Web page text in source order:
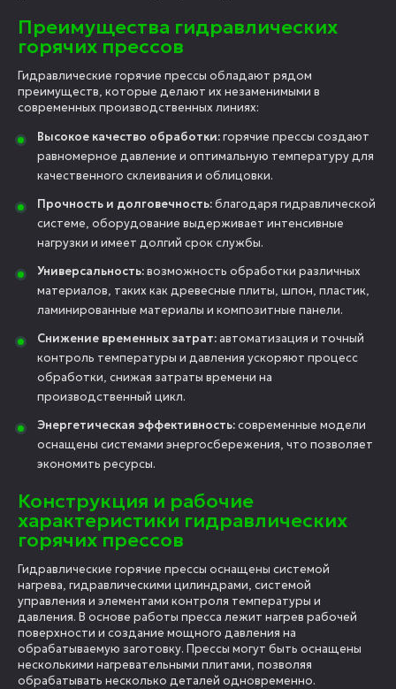
Преимущества гидравлических
горячих прессов
Гидравлические горячие прессы обладают рядом
преимуществ, которые делают их незаменимыми в
современных производственных линиях:
Высокое качество обработки:горячие прессы создают
равномерное давление и оптимальную температуру для
качественного склеивания и облицовки.
Прочность и долговечность:благодаря гидравлической
системе, оборудование выдерживает интенсивные
нагрузки и имеет долгий срок службы.
Универсальность:возможность обработки различных
материалов, таких как древесные плиты, шпон, пластик,
ламинированные материалы и композитные панели.
Снижение временных затрат: автоматизация и точный
контроль температуры и давления ускоряют процесс
обработки, снижая затраты времени на
производственный цикл.
Энергетическая эффективность:современные модели
оснащены системами энергосбережения, что позволяет
экономить ресурсы.
Конструкция и рабочие
характеристики гидравлических
горячих прессов
Гидравлические горячие прессы оснащены системой
нагрева, гидравлическими цилиндрами, системой
управления и элементами контроля температуры и
давления. В основе работы пресса лежит нагрев рабочей
поверхности и создание мощного давления на
обрабатываемую заготовку. Прессы могут быть оснащены
несколькими нагревательными плитами, позволяя
обрабатывать несколько деталей одновременно.